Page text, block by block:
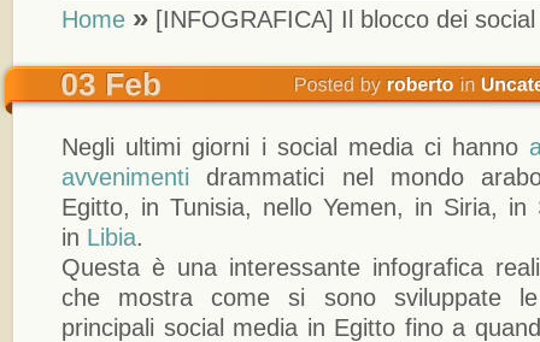
Home » [INFOGRAFICA] Il blocco dei
Negli ultimi giorni i social media ci hanno
avvenimenti drammatici nel mondo
Egitto, in Tunisia, nello Yemen, in Siria, in
in Libia.
Questa è una interessante infografica
che mostra come si sono sviluppate le
principali social media in Egitto fino a